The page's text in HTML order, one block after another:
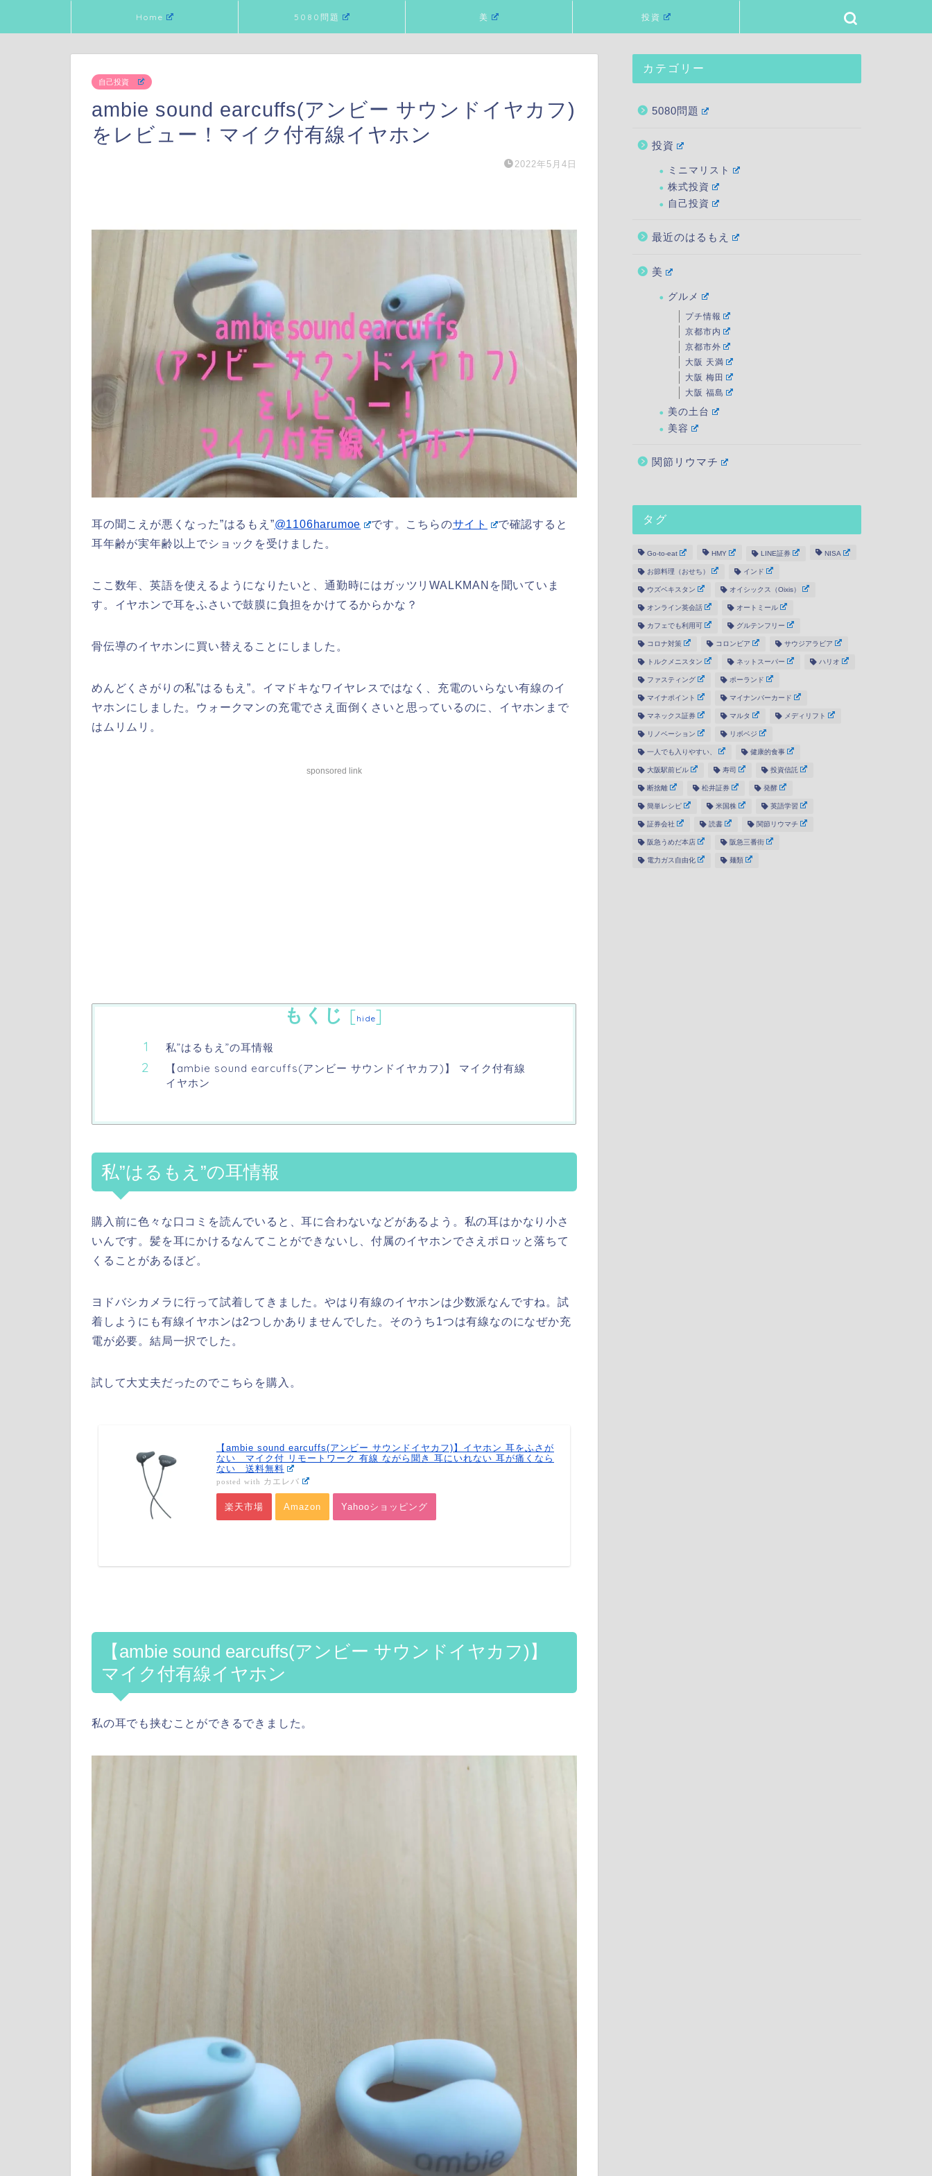
Home 5080問題 美 投資
自己投資
ambie sound earcuffs(アンビー サウンドイヤカフ)
をレビュー！マイク付有線イヤホン
2022年5月4日
耳の聞こえが悪くなった”はるもえ”@1106harumoe です。こちらのサイト
で確認すると
耳年齢が実年齢以上でショックを受けました。
ここ数年、英語を使えるようになりたいと、通勤時にはガッツリWALKMANを聞いていま
す。イヤホンで耳をふさいで鼓膜に負担をかけてるからかな？
骨伝導のイヤホンに買い替えることにしました。
めんどくさがりの私”はるもえ”。イマドキなワイヤレスではなく、充電のいらない有線のイ
ヤホンにしました。ウォークマンの充電でさえ面倒くさいと思っているのに、イヤホンまで
はムリムリ。
sponsored link
もくじ [hide]
私”はるもえ”の耳情報
【ambie sound earcuffs(アンビー サウンドイヤカフ)】 マイク付有線
イヤホン
私”はるもえ”の耳情報
購入前に色々な口コミを読んでいると、耳に合わないなどがあるよう。私の耳はかなり小さ
いんです。髪を耳にかけるなんてことができないし、付属のイヤホンでさえポロッと落ちて
くることがあるほど。
ヨドバシカメラに行って試着してきました。やはり有線のイヤホンは少数派なんですね。試
着しようにも有線イヤホンは2つしかありませんでした。そのうち1つは有線なのになぜか充
電が必要。結局一択でした。
試して大丈夫だったのでこちらを購入。
【ambie sound earcuffs(アンビー サウンドイヤカフ)】イヤホン 耳をふさが
ない マイク付 リモートワーク 有線 ながら聞き 耳にいれない 耳が痛くなら
ない 送料無料
posted with カエレバ
楽天市場 Amazon Yahooショッピング
【ambie sound earcuffs(アンビー サウンドイヤカフ)】
マイク付有線イヤホン
私の耳でも挟むことができるできました。
カテゴリー
5080問題
投資
ミニマリスト
株式投資
自己投資
最近のはるもえ
美
グルメ
プチ情報
京都市内
京都市外
大阪 天満
大阪 梅田
大阪 福島
美の土台
美容
関節リウマチ
タグ
Go-to-eat HMY LINE証券 NISA
お節料理（おせち） インド
ウズベキスタン オイシックス（Oixis）
オンライン英会話 オートミール
カフェでも利用可 グルテンフリー
コロナ対策 コロンビア サウジアラビア
トルクメニスタン ネットスーパー ハリオ
ファスティング ポーランド
マイナポイント マイナンバーカード
マネックス証券 マルタ メディリフト
リノベーション リボベジ
一人でも入りやすい、 健康的食事
大阪駅前ビル 寿司 投資信託
断捨離 松井証券 発酵
簡単レシピ 米国株 英語学習
証券会社 読書 関節リウマチ
阪急うめだ本店 阪急三番街
電力ガス自由化 麺類